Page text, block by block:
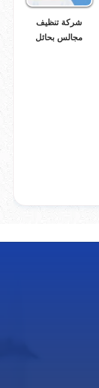
شركة تنظيف
مجالس بحائل